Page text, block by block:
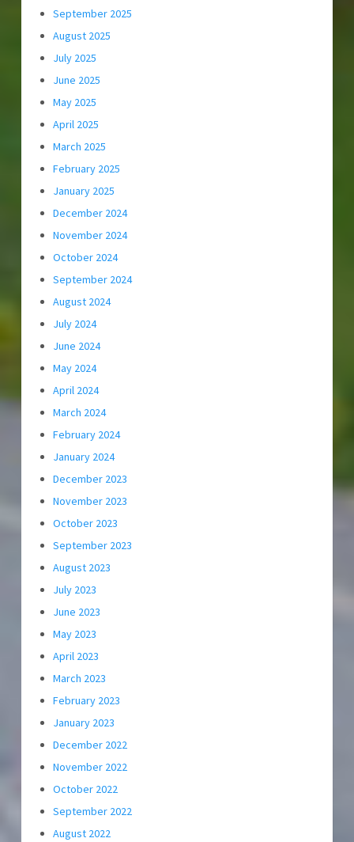
September 2025
August 2025
July 2025
June 2025
May 2025
April 2025
March 2025
February 2025
January 2025
December 2024
November 2024
October 2024
September 2024
August 2024
July 2024
June 2024
May 2024
April 2024
March 2024
February 2024
January 2024
December 2023
November 2023
October 2023
September 2023
August 2023
July 2023
June 2023
May 2023
April 2023
March 2023
February 2023
January 2023
December 2022
November 2022
October 2022
September 2022
August 2022